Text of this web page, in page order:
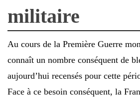
militaire
Au cours de la Première Guerre
connaît un nombre conséquent de
aujourd’hui recensés pour cette
Face à ce besoin conséquent, la